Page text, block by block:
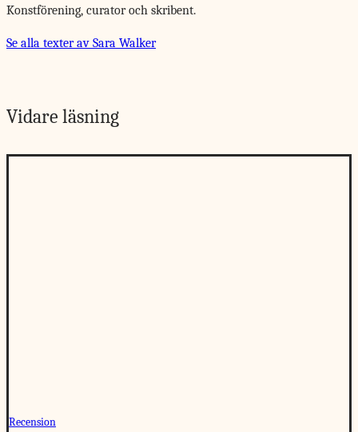
Konstförening, curator och skribent.
Se alla texter av Sara Walker
Vidare läsning
Recension